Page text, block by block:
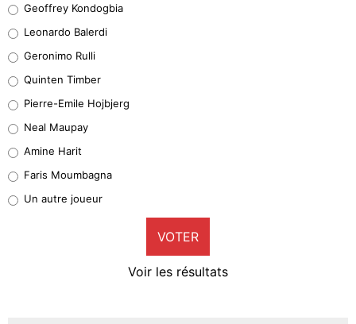
38%
32%
4%
1%
9%
Geoffrey Kondogbia
Leonardo Balerdi
Geronimo Rulli
Quinten Timber
Pierre-Emile Hojbjerg
Neal Maupay
Amine Harit
Faris Moumbagna
Un autre joueur
VOTER
Voir les résultats